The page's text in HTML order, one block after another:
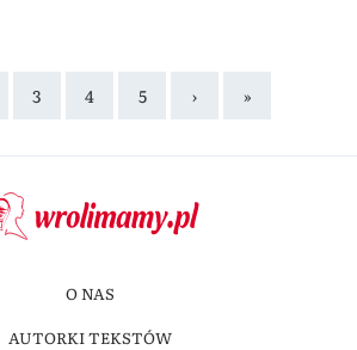
3 4 5 › »
O NAS
AUTORKI TEKSTÓW